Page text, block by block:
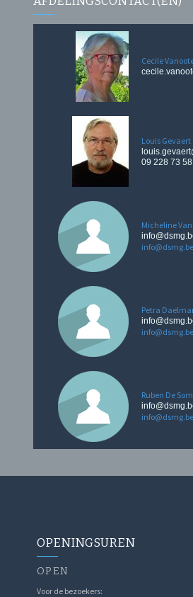
Cecile
Louis Gevaert
09 228 73 58
Micheline
info@dsmg.be
Petra
info@dsmg.be
Ruben De
info@dsmg.be
OPENINGSUREN
OPEN
Voor de bezoekers: